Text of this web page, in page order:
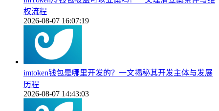
权流程
2026-08-07 16:07:19
imtoken钱包是哪里开发的？一文揭秘其开发主体与发展
历程
2026-08-07 14:43:03